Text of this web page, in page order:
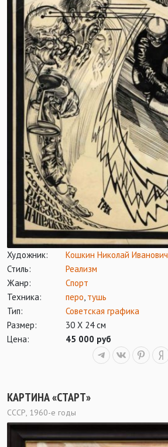
Художник:
Кошкин Николай Иванович
Стиль:
Реализм
Жанр:
Спорт
Техника:
перо, тушь
Тип:
Советская графика
Размер:
30 Х 24 см
Цена:
45 000 руб
КАРТИНА «СТАРТ»
СССР, 1960-е годы